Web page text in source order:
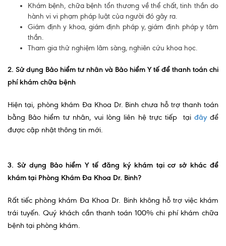
Tin tức BHYT
DỊCH VỤ
Các chuyên khoa tại Phòng khám
Ngoại
Sản - Phụ Khoa
Nhi
Mắt
Tai Mũi Họng
Vật lý trị liệu hồi phục chức năng
Khám bệnh, chữa bệnh tổn thương về thể chất, tinh thần do
hành vi vi phạm pháp luật của người đó gây ra.
Giám định y khoa, giám định pháp y, giám định pháp y tâm
thần.
Tham gia thử nghiệm lâm sàng, nghiên cứu khoa học.
2. Sử dụng Bảo hiểm tư nhân và Bảo hiểm Y tế để thanh toán chi
phí khám chữa bệnh
Hiện tại, phòng khám Đa Khoa Dr. Binh chưa hỗ trợ thanh toán
bằng Bảo hiểm tư nhân, vui lòng liên hệ trực tiếp tại đâyđể
được cập nhật thông tin mới.
3. Sử dụng Bảo hiểm Y tế đăng ký khám tại cơ sở khác để
khám tại Phòng Khám Đa Khoa Dr. Binh?
Rất tiếc phòng khám Đa Khoa Dr. Binh không hỗ trợ việc khám
trái tuyến. Quý khách cần thanh toán 100% chi phí khám chữa
bệnh tại phòng khám.